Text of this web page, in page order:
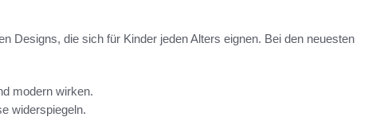
Designs, die sich für Kinder jeden Alters eignen. Bei den neuesten
modern wirken.
widerspiegeln.